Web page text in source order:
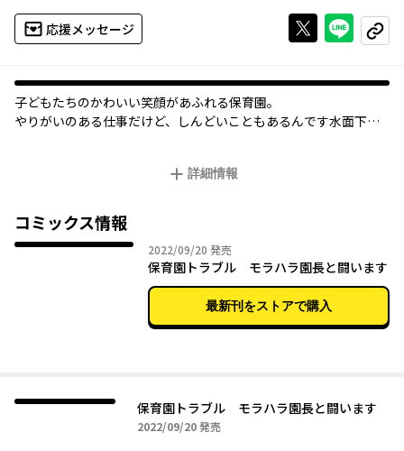
応援メッセージ Xで投稿する
ライン
コピー
子どもたちのかわいい笑顔があふれる保育園。
やりがいのある仕事だけど、しんどいこともあるんです――水面下で
詳細情報
コミックス情報
2022/09/20 2022年09月20日
発売
保育園トラブル モラハラ園長と闘います
最新刊をストアで購入
保育園トラブル モラハラ園長と闘います
2022/09/202022年09月20日
発売